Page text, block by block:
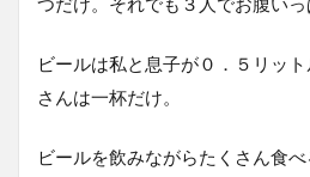
ビールは私と息子が０．５リッ
さんは一杯だけ。
ビールを飲みながらたくさん食